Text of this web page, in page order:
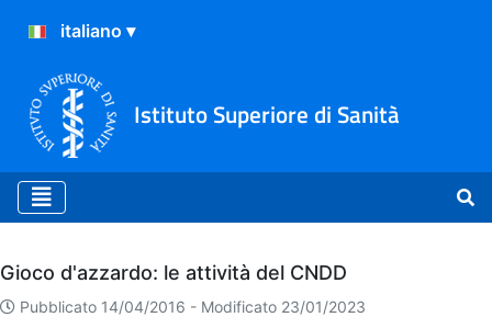
Istituto Superiore di Sanità
Archivio
Gioco d'azzardo: le attività del CNDD
Pubblicato 14/04/2016 - Modificato 23/01/2023